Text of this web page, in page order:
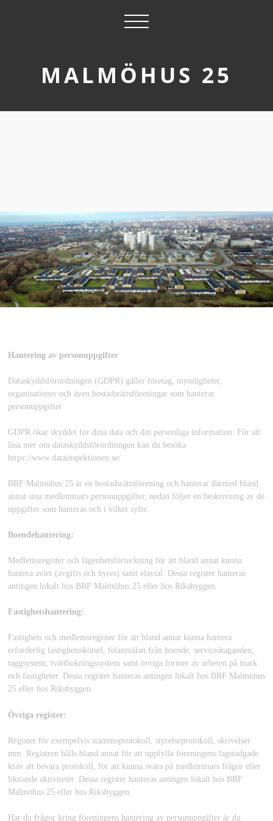
MALMÖHUS 25
Hantering av personuppgifter
Dataskyddsförordningen (GDPR) gäller företag, myndigheter,
organisationer och även bostadsrättsföreningar som hanterar
personuppgifter.
GDPR ökar skyddet för dina data och din personliga information. För att
läsa mer om dataskyddsförordningen kan du besöka
https://www.datainspektionen.se/
BRF Malmöhus 25 är en bostadsrättsförening och hanterar därmed bland
annat sina medlemmars personuppgifter, nedan följer en beskrivning av de
uppgifter som hanteras och i vilket syfte.
Boendehantering:
Medlemsregister och lägenhetsförteckning för att bland annat kunna
hantera avier (avgifts och hyres) samt elavtal. Dessa register hanteras
antingen lokalt hos BRF Malmöhus 25 eller hos Riksbyggen.
Fastighetshantering:
Fastighets och medlemsregister för att bland annat kunna hantera
erforderlig fastighetsskötsel, felanmälan från boende, serviceåtaganden,
taggsystem, tvättbokningssystem samt övriga former av arbeten på mark
och fastigheter. Dessa register hanteras antingen lokalt hos BRF Malmöhus
25 eller hos Riksbyggen.
Övriga register:
Register för exempelvis stämmoprotokoll, styrelseprotokoll, skrivelser
mm. Registren hålls bland annat för att uppfylla föreningens lagstadgade
krav att bevara protokoll, för att kunna svara på medlemmars frågor eller
liknande aktiviteter. Dessa register hanteras antingen lokalt hos BRF
Malmöhus 25 eller hos Riksbyggen.
Har du frågor kring föreningens hantering av personuppgifter är du